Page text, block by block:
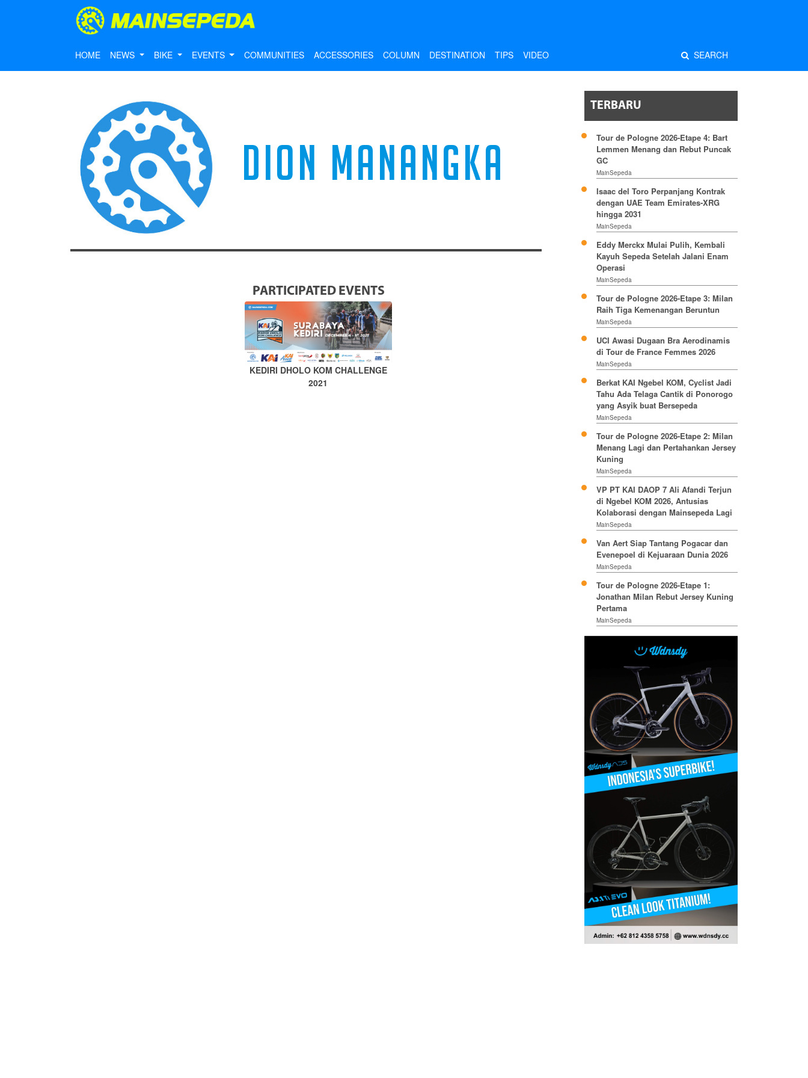
HOME NEWS BIKE EVENTS COMMUNITIES ACCESSORIES COLUMN DESTINATION TIPS VIDEO SEARCH
DION MANANGKA
PARTICIPATED EVENTS
KEDIRI DHOLO KOM CHALLENGE
2021
TERBARU
Tour de Pologne 2026-Etape 4: Bart
Lemmen Menang dan Rebut Puncak
GC
MainSepeda
Isaac del Toro Perpanjang Kontrak
dengan UAE Team Emirates-XRG
hingga 2031
MainSepeda
Eddy Merckx Mulai Pulih, Kembali
Kayuh Sepeda Setelah Jalani Enam
Operasi
MainSepeda
Tour de Pologne 2026-Etape 3: Milan
Raih Tiga Kemenangan Beruntun
MainSepeda
UCI Awasi Dugaan Bra Aerodinamis
di Tour de France Femmes 2026
MainSepeda
Berkat KAI Ngebel KOM, Cyclist Jadi
Tahu Ada Telaga Cantik di Ponorogo
yang Asyik buat Bersepeda
MainSepeda
Tour de Pologne 2026-Etape 2: Milan
Menang Lagi dan Pertahankan Jersey
Kuning
MainSepeda
VP PT KAI DAOP 7 Ali Afandi Terjun
di Ngebel KOM 2026, Antusias
Kolaborasi dengan Mainsepeda Lagi
MainSepeda
Van Aert Siap Tantang Pogacar dan
Evenepoel di Kejuaraan Dunia 2026
MainSepeda
Tour de Pologne 2026-Etape 1:
Jonathan Milan Rebut Jersey Kuning
Pertama
MainSepeda